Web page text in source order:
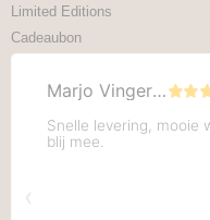
Limited Editions
Cadeaubon